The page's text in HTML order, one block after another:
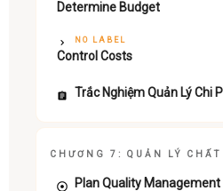
Determine Budget
NO LABEL
Control Costs
Trắc Nghiệm Quản Lý Chi
CHƯƠNG 7: QUẢN LÝ CHẤT
Plan Quality Management